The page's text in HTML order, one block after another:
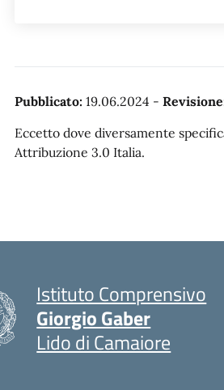
Pubblicato: 19.06.2024 -
Eccetto dove diversamente
Attribuzione 3.0 Italia.
Istituto Comprensivo
Giorgio Gaber
Lido di Camaiore